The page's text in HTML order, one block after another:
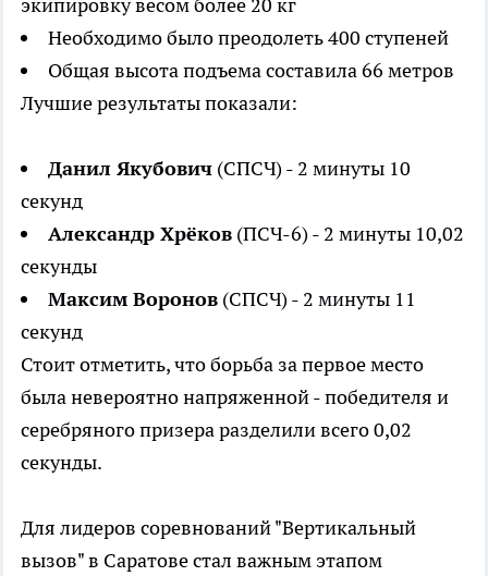
экипировку весом более 20 кг
Необходимо было преодолеть 400 ступеней
Общая высота подъема составила 66 метров
Лучшие результаты показали:
Данил Якубович (СПСЧ) - 2 минуты 10
секунд
Александр Хрёков (ПСЧ-6) - 2 минуты 10,02
секунды
Максим Воронов (СПСЧ) - 2 минуты 11
секунд
Стоит отметить, что борьба за первое место
была невероятно напряженной - победителя и
серебряного призера разделили всего 0,02
секунды.
Для лидеров соревнований "Вертикальный
вызов" в Саратове стал важным этапом